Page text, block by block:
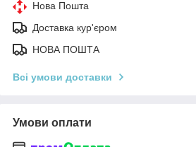
Нова Пошта
Доставка кур'єром
НОВА ПОШТА
Всі умови доставки
Умови оплати